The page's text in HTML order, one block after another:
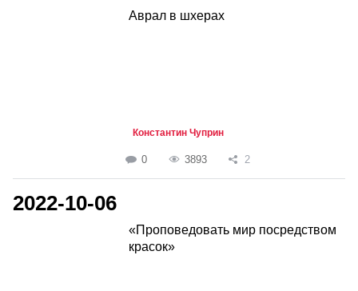
Аврал в шхерах
Константин Чуприн
0 3893 2
2022-10-06
«Проповедовать мир посредством
красок»